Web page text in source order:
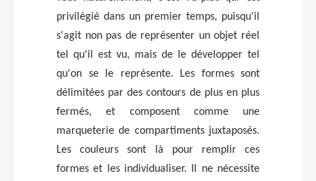
privilégié dans un premier temps, puisqu'il
s'agit non pas de représenter un objet réel
tel qu'il est vu, mais de le développer tel
qu'on se le représente. Les formes sont
délimitées par des contours de plus en plus
fermés, et composent comme une
marqueterie de compartiments juxtaposés.
Les couleurs sont là pour remplir ces
formes et les individualiser. Il ne nécessite